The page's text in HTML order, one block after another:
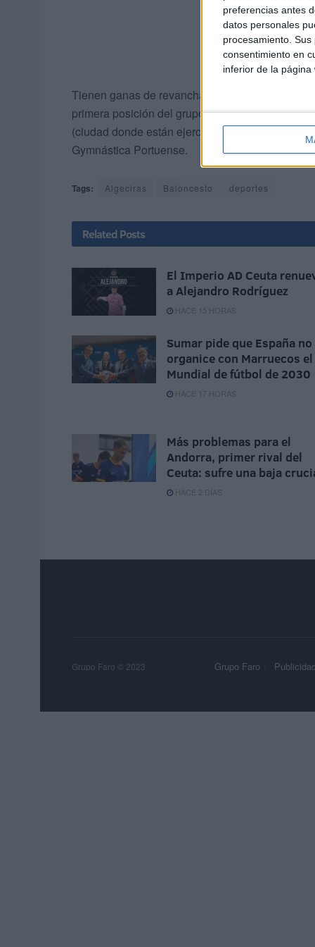
preferencias antes
datos personales
procesamiento.
consentimiento en
inferior de la página
Tienen ganas de revancha los chicos del
primera posición del grupo y conseguir
(ciudad donde están ejerciendo de local) para
Gymnástica Portuense.
Tags: Algeciras Baloncesto deportes
Related Posts
El Imperio AD Ceuta
a Alejandro Rodríguez
HACE 15 HORAS
Sumar pide que España no
organice con Marruecos el
Mundial de fútbol de 2030
HACE 17 HORAS
Más problemas para el
Andorra, primer rival del
Ceuta: sufre una baja
HACE 2 DÍAS
Grupo Faro Publicidad
Grupo Faro © 2023